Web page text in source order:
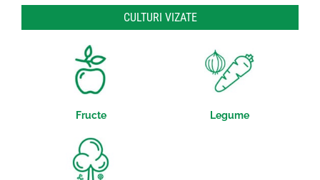
CULTURI VIZATE
Fructe Legume